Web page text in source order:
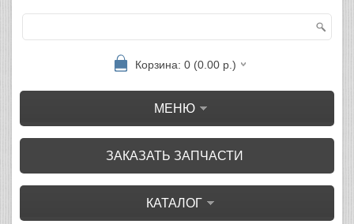
Корзина: 0 (0.00 р.)
МЕНЮ
ЗАКАЗАТЬ ЗАПЧАСТИ
КАТАЛОГ